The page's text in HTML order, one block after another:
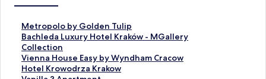
Metropolo by Golden Tulip
E
n
l
a
c
Bachleda Luxury Hotel Kraków - MGallery
Collection
E
n
l
a
Vienna House Easy by Wyndham Cracow
E
n
Hotel Krowodrza Krakow
E